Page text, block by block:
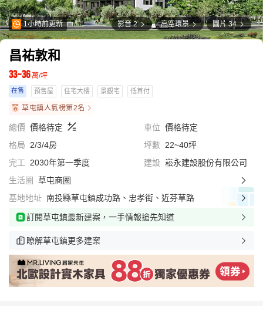
1小時前更新
日更新12次
影音 2 高空環景 圖片 34
昌祐敦和
33~36萬/坪
在售 預售屋 住宅大樓 景觀宅 低首付
草屯鎮人氣榜第2名
總價 價格待定 車位 價格待定
格局 2/3/4房 坪數 22~40坪
完工 2030年第一季度 建設 崧永建設股份有限公司
生活圈
草屯商圈
基地地址 南投縣草屯鎮成功路、忠孝街、近芬草路
訂閱草屯鎮最新建案，一手情報搶先知道
瞭解草屯鎮更多建案